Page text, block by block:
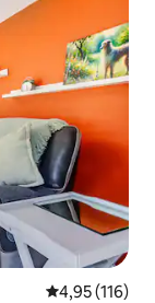
Évaluation
4,95 (116)